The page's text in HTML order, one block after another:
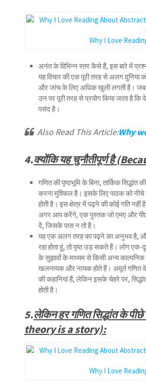
Why I Love
अनंत के विभिन्न स्तर कैसे हैं, इस बारे में
यह विचार की एक पूरी तरह से अलग दुनिया
और जांच के लिए अधिक खुली लगती है। जब
उन पर पूरी तरह से प्रयोग किया जाता है
पसंद है।
Also Read This Article:Why
4.क्योंकि यह चुनौतीपूर्ण है
गणित की पृष्ठभूमि के बिना, तार्किक
करना मुश्किल है। इसके लिए पाठक को
होती है। इस क्षेत्र में पढ़ने की कोई गति
अगर आप करेंगे, एक पुस्तक जो एमए और
दें, जिसके पास न तो है।
यह एक अलग तरह का पढ़ने का अनुभव है, और
रहा होता हूं, तो पृष्ठ उड़ सकते हैं। लोग
के सुझावों के माध्यम से किसी अन्य
खलनायक और नायक होते हैं। अमूर्त गणित के
की कहानियां हैं, लेकिन इसके चेहरे पर,
होती है।
5.लेकिन हर गणित सिद्धांत के
theory is a story):
Why I Love